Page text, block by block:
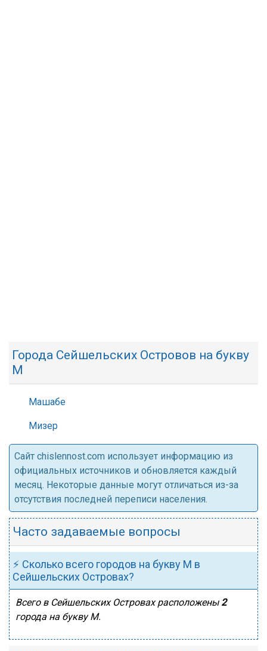
Города Сейшельских Островов на букву
М
Машабе
Мизер
Cайт chislennost.com использует информацию из
официальных источников и обновляется каждый
месяц. Некоторые данные могут отличаться из-за
отсутствия последней переписи населения.
Часто задаваемые вопросы
⚡ Сколько всего городов на букву М в
Сейшельских Островах?
Всего в Сейшельских Островах расположены 2
города на букву М.